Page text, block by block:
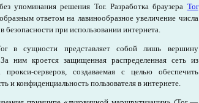
упоминания решения Tor. Разработка браузера Tor
ответом на лавинообразное увеличение числа
безопасности при использовании интернета.
в сущности представляет собой лишь вершину
За ним кроется защищенная распределенная сеть из
прокси-серверов, создаваемая с целью обеспечить
и конфиденциальность пользователя в интернете.